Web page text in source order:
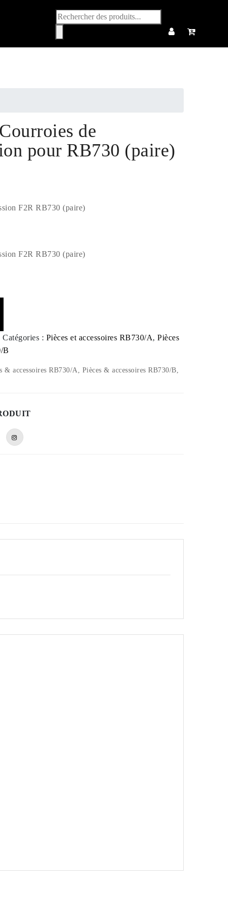
Recherche
de
produits
de
pour RB730 (paire)
F2R RB730 (paire)
F2R RB730 (paire)
Catégories : Pièces et accessoires RB730/A, Pièces
B
& accessoires RB730/A, Pièces & accessoires RB730/B,